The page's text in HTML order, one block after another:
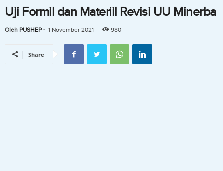
Uji Formil dan Materiil Revisi UU Minerba
Oleh PUSHEP - 1 November 2021 980
Share